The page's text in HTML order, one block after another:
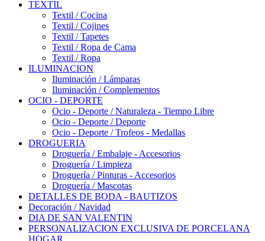
TEXTIL
Textil / Cocina
Textil / Cojines
Textil / Tapetes
Textil / Ropa de Cama
Textil / Ropa
ILUMINACION
Iluminación / Lámparas
Iluminación / Complementos
OCIO - DEPORTE
Ocio - Deporte / Naturaleza - Tiempo Libre
Ocio - Deporte / Deporte
Ocio - Deporte / Trofeos - Medallas
DROGUERIA
Droguería / Embalaje - Accesorios
Droguería / Limpieza
Droguería / Pinturas - Accesorios
Droguería / Mascotas
DETALLES DE BODA - BAUTIZOS
Decoración / Navidad
DIA DE SAN VALENTIN
PERSONALIZACION EXCLUSIVA DE PORCELANA
HOGAR